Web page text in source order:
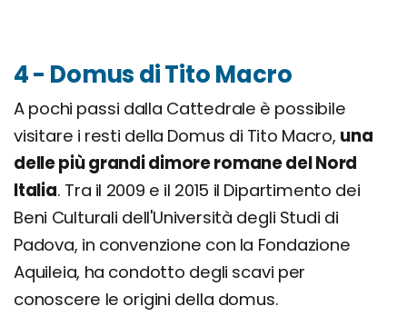
4 - Domus di Tito Macro
A pochi passi dalla Cattedrale è possibile
visitare i resti della Domus di Tito Macro, una
delle più grandi dimore romane del Nord
Italia. Tra il 2009 e il 2015 il Dipartimento dei
Beni Culturali dell'Università degli Studi di
Padova, in convenzione con la Fondazione
Aquileia, ha condotto degli scavi per
conoscere le origini della domus.